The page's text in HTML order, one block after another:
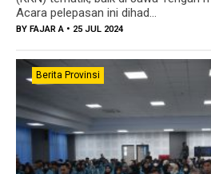
Acara pelepasan ini dihad...
BY FAJAR A • 25 JUL 2024
Berita Provinsi